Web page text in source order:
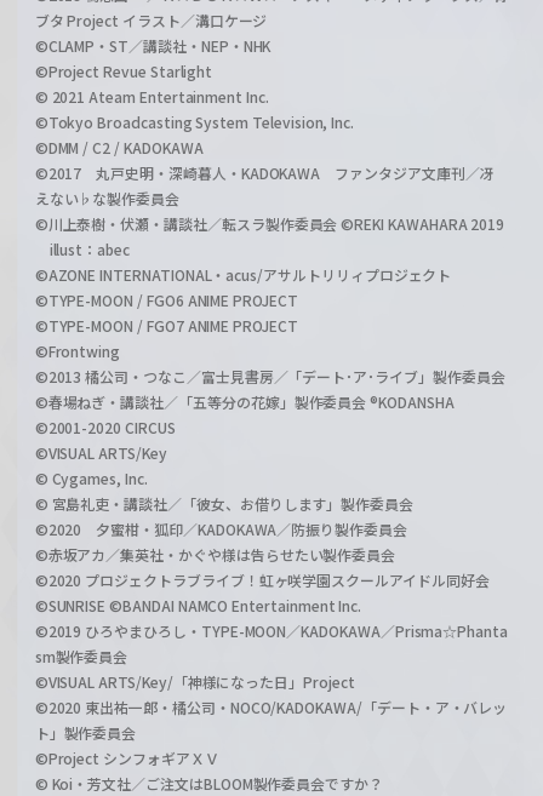
ブタ Project イラスト／溝口ケージ
©CLAMP・ST／講談社・NEP・NHK
©Project Revue Starlight
© 2021 Ateam Entertainment Inc.
©Tokyo Broadcasting System Television, Inc.
©DMM / C2 / KADOKAWA
©2017 丸戸史明・深崎暮人・KADOKAWA ファンタジア文庫刊／冴
えない♭な製作委員会
©川上泰樹・伏瀬・講談社／転スラ製作委員会 ©REKI KAWAHARA 2019
illust：abec
©AZONE INTERNATIONAL・acus/アサルトリリィプロジェクト
©TYPE-MOON / FGO6 ANIME PROJECT
©TYPE-MOON / FGO7 ANIME PROJECT
©Frontwing
©2013 橘公司・つなこ／富士見書房／「デート･ア･ライブ」製作委員会
©春場ねぎ・講談社／「五等分の花嫁」製作委員会 ®KODANSHA
©2001-2020 CIRCUS
©VISUAL ARTS/Key
© Cygames, Inc.
© 宮島礼吏・講談社／「彼女、お借りします」製作委員会
©2020 夕蜜柑・狐印／KADOKAWA／防振り製作委員会
©赤坂アカ／集英社・かぐや様は告らせたい製作委員会
©2020 プロジェクトラブライブ！虹ヶ咲学園スクールアイドル同好会
©SUNRISE ©BANDAI NAMCO Entertainment Inc.
©2019 ひろやまひろし・TYPE-MOON／KADOKAWA／Prisma☆Phanta
sm製作委員会
©VISUAL ARTS/Key/「神様になった日」Project
©2020 東出祐一郎・橘公司・NOCO/KADOKAWA/「デート・ア・バレッ
ト」製作委員会
©Project シンフォギアＸＶ
© Koi・芳文社／ご注文はBLOOM製作委員会ですか？